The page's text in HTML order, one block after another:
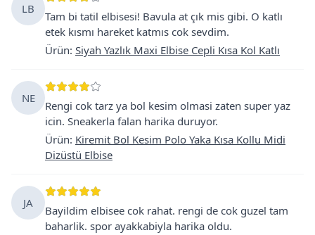
LB
Tam bi tatil elbisesi! Bavula at çık mis gibi. O katlı
etek kısmı hareket katmıs cok sevdim.
Ürün: Siyah Yazlık Maxi Elbise Cepli Kısa Kol Katlı
NE
Rengi cok tarz ya bol kesim olmasi zaten super yaz
icin. Sneakerla falan harika duruyor.
Ürün: Kiremit Bol Kesim Polo Yaka Kısa Kollu Midi
Dizüstü Elbise
JA
Bayildim elbisee cok rahat. rengi de cok guzel tam
baharlik. spor ayakkabiyla harika oldu.